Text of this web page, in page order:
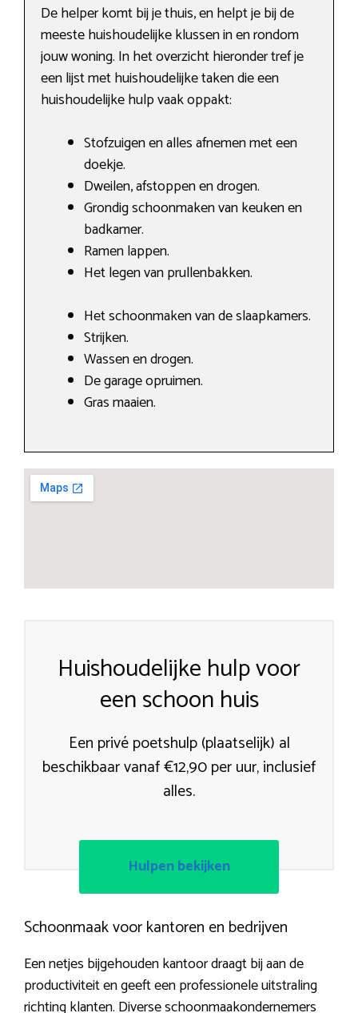
De helper komt bij je thuis, en helpt je bij de
meeste huishoudelijke klussen in en rondom
jouw woning. In het overzicht hieronder tref je
een lijst met huishoudelijke taken die een
huishoudelijke hulp vaak oppakt:
Stofzuigen en alles afnemen met een
doekje.
Dweilen, afstoppen en drogen.
Grondig schoonmaken van keuken en
badkamer.
Ramen lappen.
Het legen van prullenbakken.
Het schoonmaken van de slaapkamers.
Strijken.
Wassen en drogen.
De garage opruimen.
Gras maaien.
Huishoudelijke hulp voor
een schoon huis
Een privé poetshulp (plaatselijk) al
beschikbaar vanaf €12,90 per uur, inclusief
alles.
Hulpen bekijken
Schoonmaak voor kantoren en bedrijven
Een netjes bijgehouden kantoor draagt bij aan de
productiviteit en geeft een professionele uitstraling
richting klanten. Diverse schoonmaakondernemers